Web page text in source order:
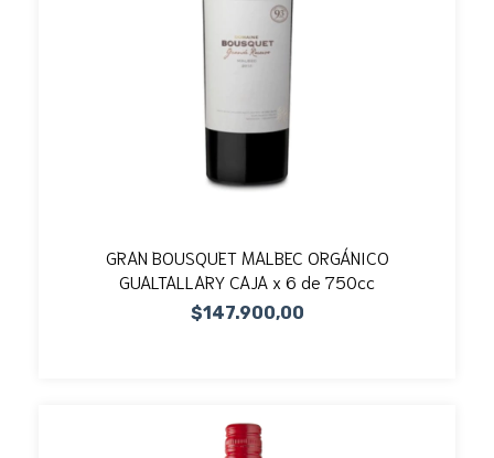
GRAN BOUSQUET MALBEC ORGÁNICO
GUALTALLARY CAJA x 6 de 750cc
$147.900,00